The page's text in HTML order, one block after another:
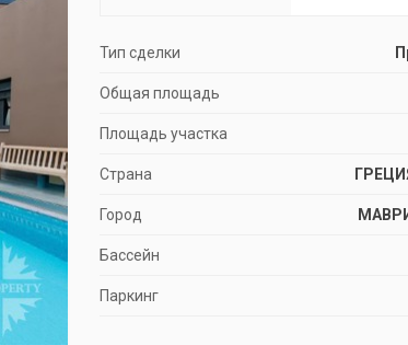
Помещения свободного назначения
Тип сделки
Общая площадь
Площадь участка
Страна
Город
Бассейн
Паркинг